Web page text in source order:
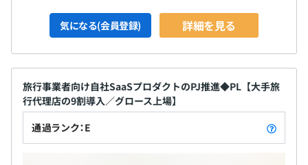
気になる(会員登録) 詳細を見る
旅行事業者向け自社SaaSプロダクトのPJ推進◆PL【大手旅
行代理店の9割導入／グロース上場】
通過ランク：E